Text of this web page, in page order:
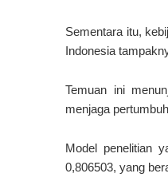
Sementara itu,
Indonesia
Temuan ini
menjaga
Model penelitian
0,806503, yang